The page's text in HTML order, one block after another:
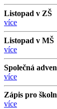
Listopad v ZŠ
více
Listopad v MŠ
více
Společná
více
Zápis pro
více